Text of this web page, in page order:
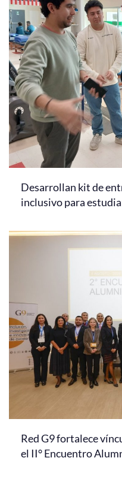
Desarrollan kit de
inclusivo para
Red G9 fortalece
el II° Encuentro